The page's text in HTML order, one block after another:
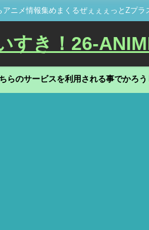
ニメ情報集めまくるぜぇぇぇっとZプラ
き！26-
のサービスを利用される事でかろ